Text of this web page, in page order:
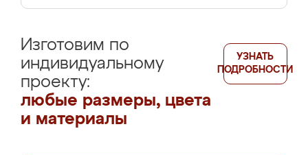
Изготовим по
индивидуальному
проекту:
любые размеры, цвета
и материалы
УЗНАТЬ
ПОДРОБНОСТИ